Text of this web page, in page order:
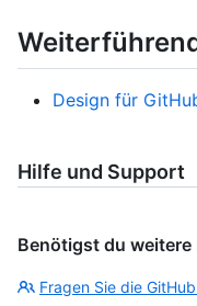
Design für
Hilfe und Support
Benötigst du weitere
Fragen Sie die